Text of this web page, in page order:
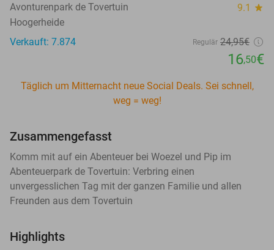
Avonturenpark de Tovertuin 9.1 star
Hoogerheide
Verkauft: 7.874
Regulär 24,95€
16,50€
Täglich um Mitternacht neue Social Deals. Sei schnell,
weg = weg!
Zusammengefasst
Komm mit auf ein Abenteuer bei Woezel und Pip im
Abenteuerpark de Tovertuin: Verbring einen
unvergesslichen Tag mit der ganzen Familie und allen
Freunden aus dem Tovertuin
Highlights